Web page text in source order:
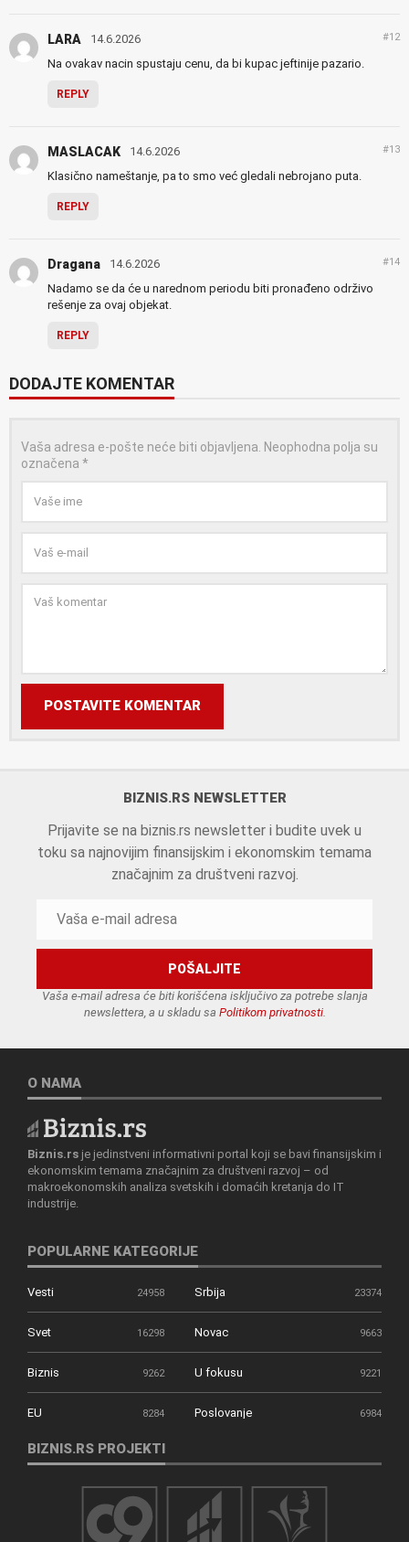
LARA 14.6.2026 #12
Na ovakav nacin spustaju cenu, da bi kupac jeftinije pazario.
REPLY
MASLACAK 14.6.2026 #13
Klasično nameštanje, pa to smo već gledali nebrojano puta.
REPLY
Dragana 14.6.2026 #14
Nadamo se da će u narednom periodu biti pronađeno održivo
rešenje za ovaj objekat.
REPLY
DODAJTE KOMENTAR
Vaša adresa e-pošte neće biti objavljena. Neophodna polja su
označena *
POSTAVITE KOMENTAR
BIZNIS.RS NEWSLETTER
Prijavite se na biznis.rs newsletter i budite uvek u
toku sa najnovijim finansijskim i ekonomskim temama
značajnim za društveni razvoj.
Vaša e-mail adresa će biti korišćena isključivo za potrebe slanja
newslettera, a u skladu sa Politikom privatnosti.
O NAMA
Biznis.rs je jedinstveni informativni portal koji se bavi finansijskim i
ekonomskim temama značajnim za društveni razvoj – od
makroekonomskih analiza svetskih i domaćih kretanja do IT
industrije.
POPULARNE KATEGORIJE
Vesti 24958 Srbija 23374
Svet 16298 Novac 9663
Biznis 9262 U fokusu 9221
EU 8284 Poslovanje 6984
BIZNIS.RS PROJEKTI